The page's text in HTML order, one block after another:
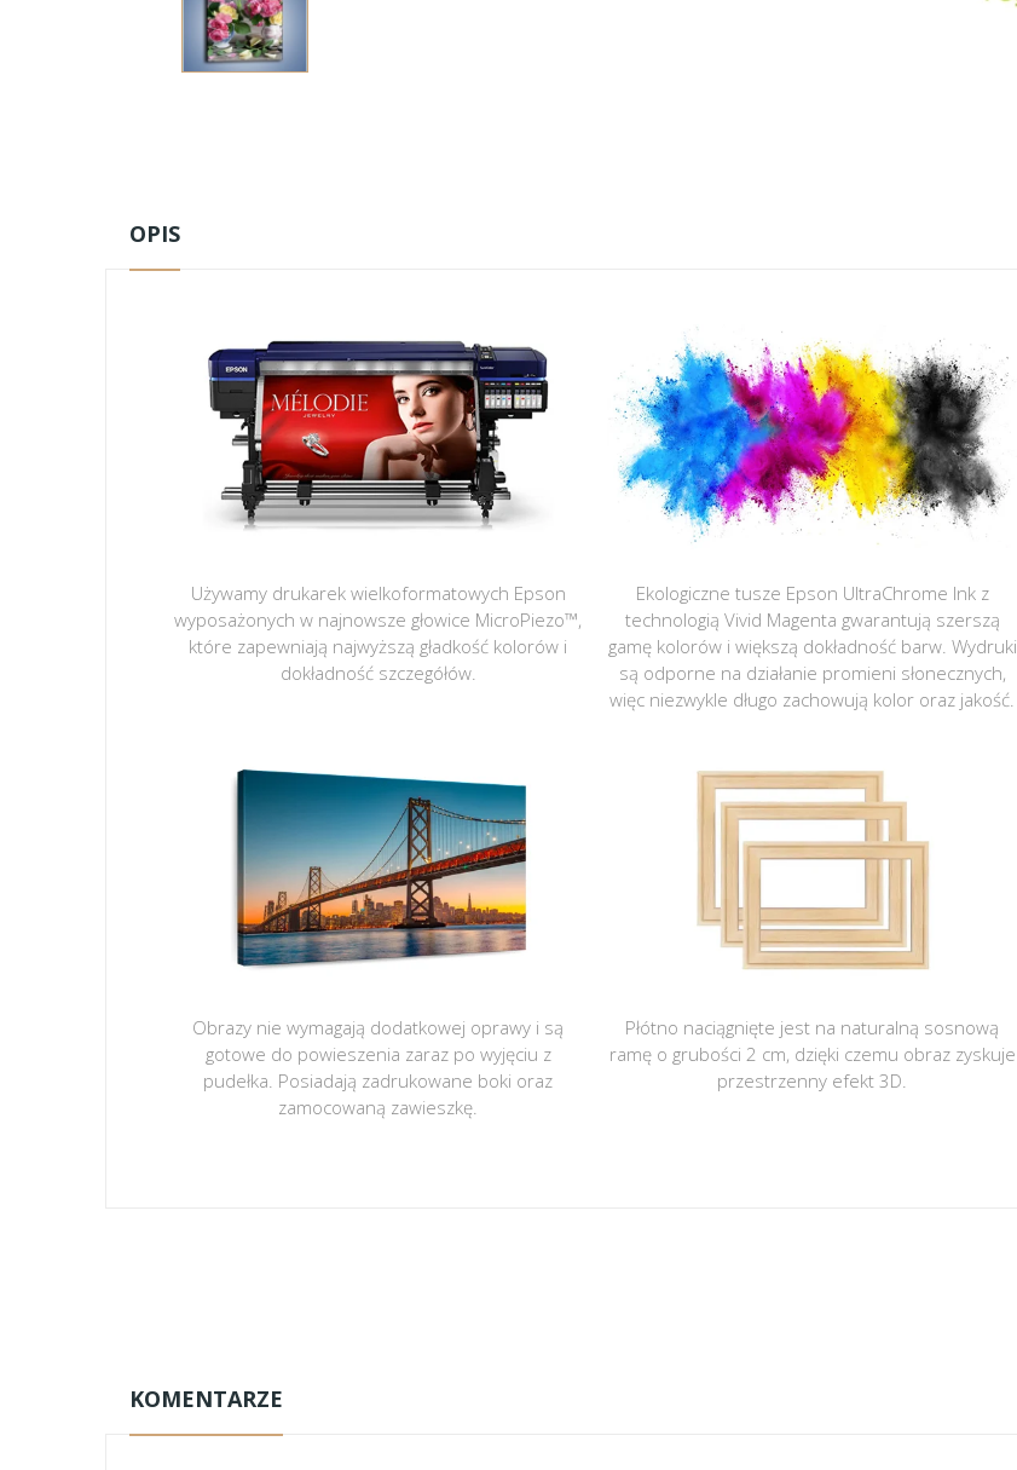
OPIS
Używamy drukarek wielkoformatowych Epson
wyposażonych w najnowsze głowice MicroPiezo™,
które zapewniają najwyższą gładkość kolorów i
dokładność szczegółów.
Ekologiczne tusze Epson UltraChrome Ink z
technologią Vivid Magenta gwarantują szerszą
gamę kolorów i większą dokładność barw. Wydruki
są odporne na działanie promieni słonecznych,
więc niezwykle długo zachowują kolor oraz jakość.
Obrazy nie wymagają dodatkowej oprawy i są
gotowe do powieszenia zaraz po wyjęciu z
pudełka. Posiadają zadrukowane boki oraz
zamocowaną zawieszkę.
Płótno naciągnięte jest na naturalną sosnową
ramę o grubości 2 cm, dzięki czemu obraz zyskuje
przestrzenny efekt 3D.
KOMENTARZE